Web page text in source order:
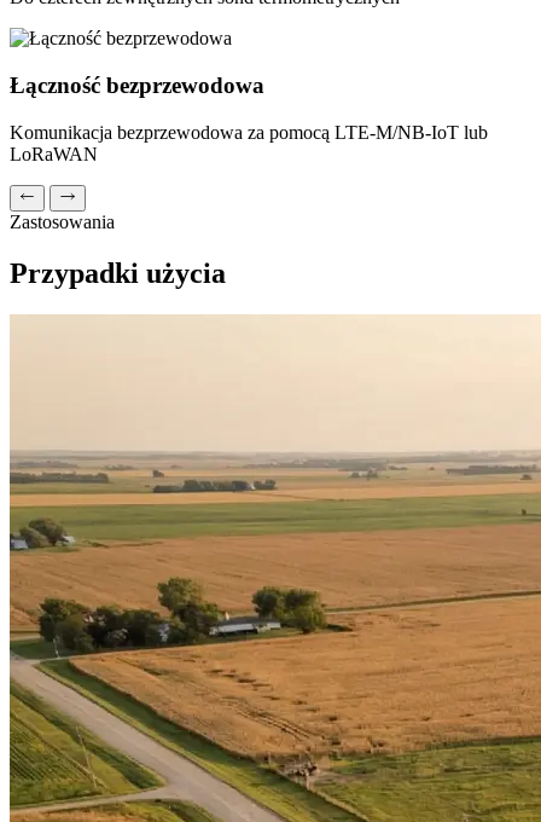
Łączność bezprzewodowa
Komunikacja bezprzewodowa za pomocą LTE-M/NB-IoT lub
LoRaWAN
Zastosowania
Przypadki użycia